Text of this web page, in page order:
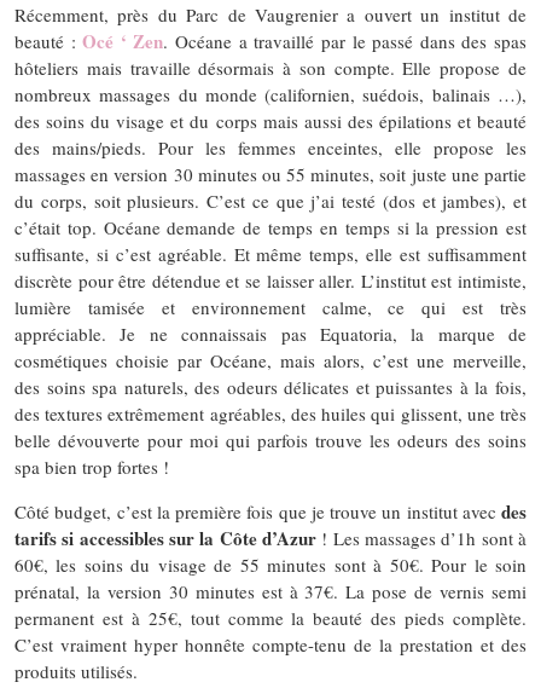
Récemment, près du Parc de Vaugrenier a ouvert un institut de
beauté :Océ ‘ Zen. Océane a travaillé par le passé dans des spas
hôteliers mais travaille désormais à son compte. Elle propose de
nombreux massages du monde (californien, suédois, balinais …),
des soins du visage et du corps mais aussi des épilations et beauté
des mains/pieds. Pour les femmes enceintes, elle propose les
massages en version 30 minutes ou 55 minutes, soit juste une partie
du corps, soit plusieurs. C’est ce que j’ai testé (dos et jambes), et
c’était top. Océane demande de temps en temps si la pression est
suffisante, si c’est agréable. Et même temps, elle est suffisamment
discrète pour être détendue et se laisser aller. L’institut est intimiste,
lumière tamisée et environnement calme, ce qui est très
appréciable. Je ne connaissais pas Equatoria, la marque de
cosmétiques choisie par Océane, mais alors, c’est une merveille,
des soins spa naturels, des odeurs délicates et puissantes à la fois,
des textures extrêmement agréables, des huiles qui glissent, une très
belle dévouverte pour moi qui parfois trouve les odeurs des soins
spa bien trop fortes !
Côté budget, c’est la première fois que je trouve un institut avec des
tarifs si accessibles sur la Côte d’Azur ! Les massages d’1h sont à
60€, les soins du visage de 55 minutes sont à 50€. Pour le soin
prénatal, la version 30 minutes est à 37€. La pose de vernis semi
permanent est à 25€, tout comme la beauté des pieds complète.
C’est vraiment hyper honnête compte-tenu de la prestation et des
produits utilisés.